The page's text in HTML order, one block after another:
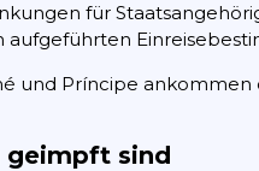
für
aufgeführten
und Príncipe
geimpft sind